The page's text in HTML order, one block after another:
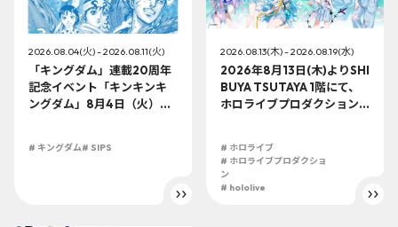
2026.08.04(火) - 2026.08.11(火)
「キングダム」連載20周年
記念イベント「キンキンキ
ングダム」8月4日（火）よ
# キングダム# SIPS
2026.08.13(木) - 2026.08.19(水)
2026年8月13日(木)よりSHI
BUYA TSUTAYA 1階にて、
ホロライブプロダクション
# ホロライブ
# ホロライブプロダクショ
ン
# hololive